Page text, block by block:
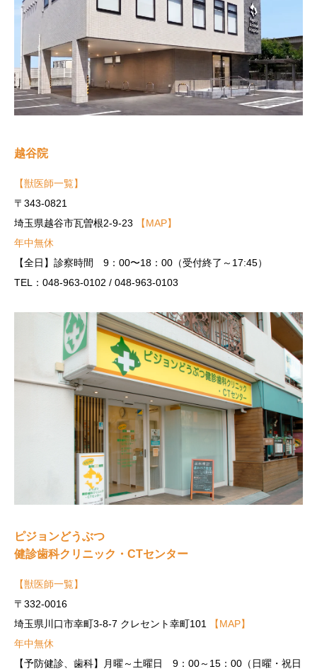
越谷院
【獣医師一覧】
〒343-0821
埼玉県越谷市瓦曽根2-9-23
【MAP】
年中無休
【全日】診察時間 9：00〜18：00（受付終了～17:45）
TEL：048-963-0102 / 048-963-0103
ピジョンどうぶつ
健診歯科クリニック・CTセンター
【獣医師一覧】
〒332-0016
埼玉県川口市幸町3-8-7 クレセント幸町101
【MAP】
年中無休
【予防健診、歯科】月曜～土曜日 9：00～15：00（日曜・祝日